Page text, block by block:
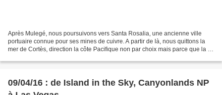
Après Mulegé, nous poursuivons vers Santa Rosalia, une ancienne ville
portuaire connue pour ses mines de cuivre. A partir de là, nous quittons la
mer de Cortès, direction la côte Pacifique non par choix mais parce que la «
09/04/16 : de Island in the Sky, Canyonlands NP